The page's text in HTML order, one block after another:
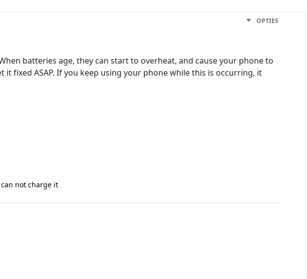
OPTIES
batteries age, they can start to overheat, and cause your phone to
fixed ASAP. If you keep using your phone while this is occurring, it
not charge it